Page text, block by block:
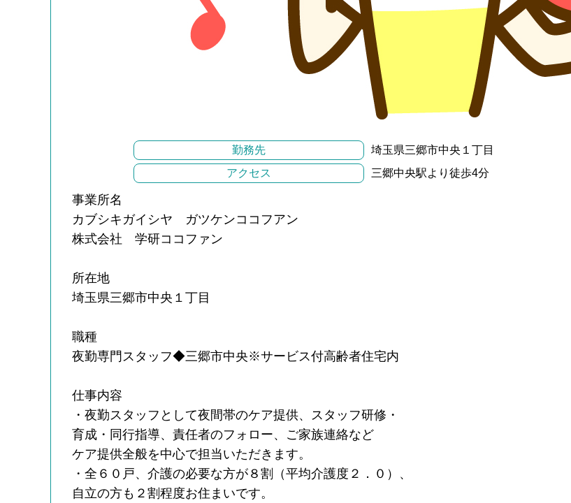
勤務先
埼玉県三郷市中央１丁目
アクセス
三郷中央駅より徒歩4分
事業所名
カブシキガイシヤ ガツケンココフアン
株式会社 学研ココファン
所在地
埼玉県三郷市中央１丁目
職種
夜勤専門スタッフ◆三郷市中央※サービス付高齢者住宅内
仕事内容
・夜勤スタッフとして夜間帯のケア提供、スタッフ研修・
育成・同行指導、責任者のフォロー、ご家族連絡など
ケア提供全般を中心で担当いただきます。
・全６０戸、介護の必要な方が８割（平均介護度２．０）、
自立の方も２割程度お住まいです。